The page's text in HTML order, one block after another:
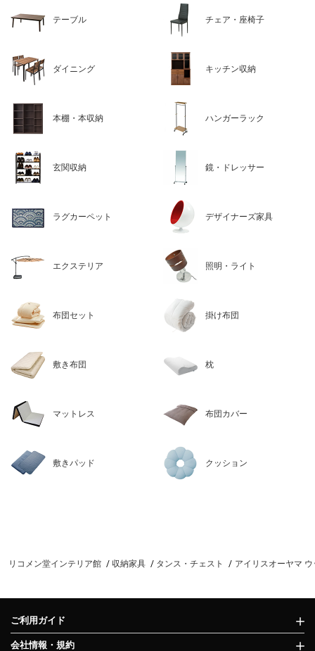
テーブル チェア・座椅子
ダイニング キッチン収納
本棚・本収納 ハンガーラック
玄関収納 鏡・ドレッサー
ラグカーペット デザイナーズ家具
エクステリア 照明・ライト
布団セット 掛け布団
敷き布団 枕
マットレス 布団カバー
敷きパッド クッション
リコメン堂インテリア館 収納家具 タンス・チェスト アイリスオーヤマ
ご利用ガイド
会社情報・規約